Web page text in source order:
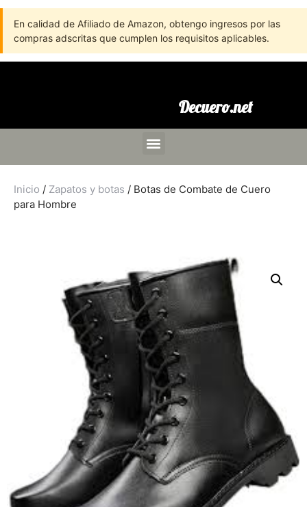
En calidad de Afiliado de Amazon, obtengo ingresos por las
compras adscritas que cumplen los requisitos aplicables.
Decuero.net
Inicio / Zapatos y botas / Botas de Combate de Cuero
para Hombre